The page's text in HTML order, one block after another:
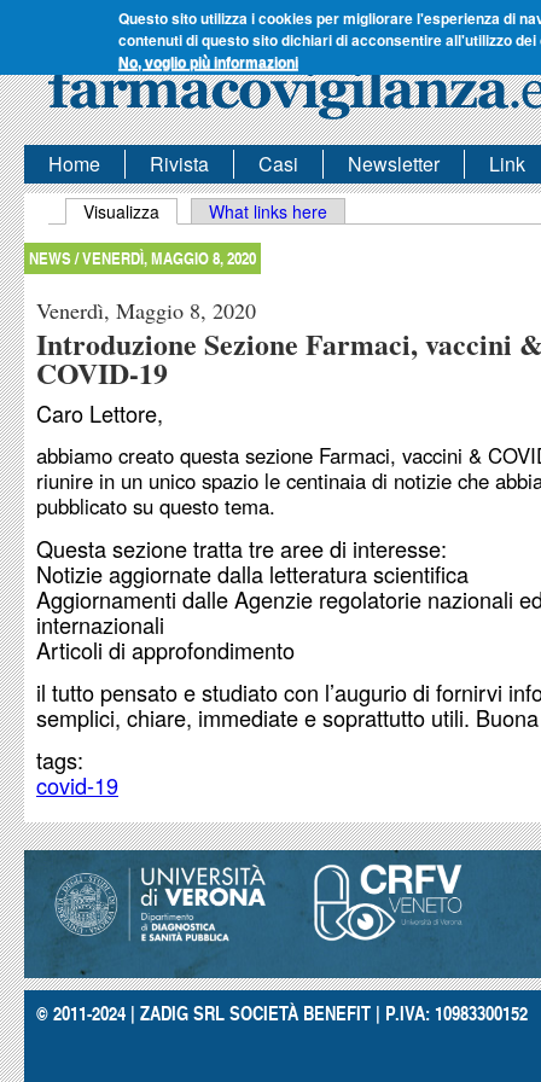
Questo sito utilizza i cookies per migliorare l'esperienza di
contenuti di questo sito dichiari di acconsentire all'utilizzo dei
No, voglio più informazioni
Home Rivista Casi Newsletter Link
Schede primarie
Visualizza (scheda attiva)
What links here
NEWS /VENERDÌ, MAGGIO 8, 2020
Venerdì, Maggio 8, 2020
Introduzione Sezione Farmaci, vaccini
COVID-19
Caro Lettore,
abbiamo creato questa sezione Farmaci, vaccini &
riunire in un unico spazio le centinaia di notizie che
pubblicato su questo tema.
Questa sezione tratta tre aree di interesse:
Notizie aggiornate dalla letteratura scientifica
Aggiornamenti dalle Agenzie regolatorie nazionali
internazionali
Articoli di approfondimento
il tutto pensato e studiato con l’augurio di fornirvi
semplici, chiare, immediate e soprattutto utili.
tags:
covid-19
© 2011-2024 | ZADIG SRL SOCIETÀ BENEFIT | P.IVA: 10983300152